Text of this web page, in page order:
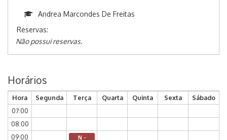
Andrea Marcondes De Freitas
Reservas:
Não possui reservas.
Horários
Hora Segunda Terça Quarta Quinta Sexta
Sábado
07:00
08:00
09:00
N -